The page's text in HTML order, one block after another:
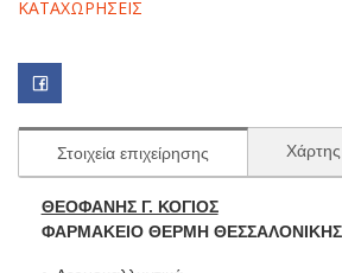
ΚΑΤΑΧΩΡΗΣΕΙΣ
Στοιχεία επιχείρησης Χάρτης
ΘΕΟΦΑΝΗΣ Γ. ΚΟΓΙΟΣ
ΦΑΡΜΑΚΕΙΟ ΘΕΡΜΗ ΘΕΣΣΑΛΟΝΙΚΗΣ